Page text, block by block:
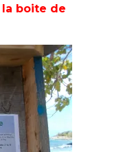
la boite de